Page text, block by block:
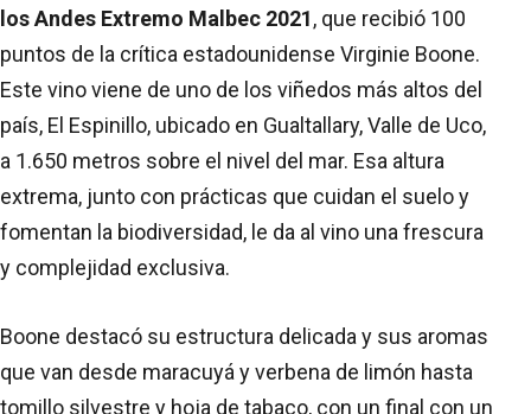
los Andes Extremo Malbec 2021, que recibió 100
puntos de la crítica estadounidense Virginie Boone.
Este vino viene de uno de los viñedos más altos del
país, El Espinillo, ubicado en Gualtallary, Valle de Uco,
a 1.650 metros sobre el nivel del mar. Esa altura
extrema, junto con prácticas que cuidan el suelo y
fomentan la biodiversidad, le da al vino una frescura
y complejidad exclusiva.
Boone destacó su estructura delicada y sus aromas
que van desde maracuyá y verbena de limón hasta
tomillo silvestre y hoja de tabaco, con un final con un